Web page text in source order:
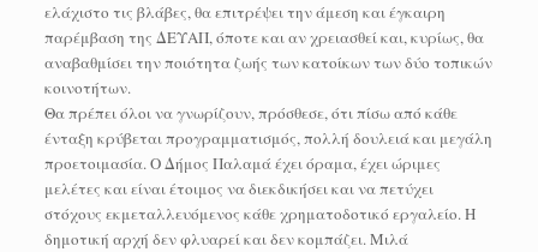
ελάχιστο τις βλάβες, θα επιτρέψει την άμεση και έγκαιρη
παρέμβαση της ΔΕΥΑΠ, όποτε και αν χρειασθεί και, κυρίως, θα
αναβαθμίσει την ποιότητα ζωής των κατοίκων των δύο τοπικών
κοινοτήτων.
Θα πρέπει όλοι να γνωρίζουν, πρόσθεσε, ότι πίσω από κάθε
ένταξη κρύβεται προγραμματισμός, πολλή δουλειά και μεγάλη
προετοιμασία. Ο Δήμος Παλαμά έχει όραμα, έχει ώριμες
μελέτες και είναι έτοιμος να διεκδικήσει και να πετύχει
στόχους εκμεταλλευόμενος κάθε χρηματοδοτικό εργαλείο. Η
δημοτική αρχή δεν φλυαρεί και δεν κομπάζει. Μιλά